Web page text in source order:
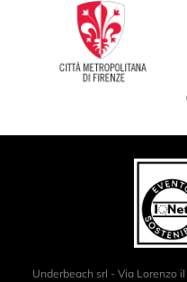
Underbeach srl - Via Lorenzo